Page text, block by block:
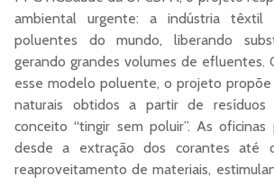
ambiental urgente: a indústria têxtil
poluentes do mundo, liberando
gerando grandes volumes de efluentes.
esse modelo poluente, o projeto
naturais obtidos a partir de resíduos
conceito “tingir sem poluir”. As oficinas
desde a extração dos corantes até
reaproveitamento de materiais,